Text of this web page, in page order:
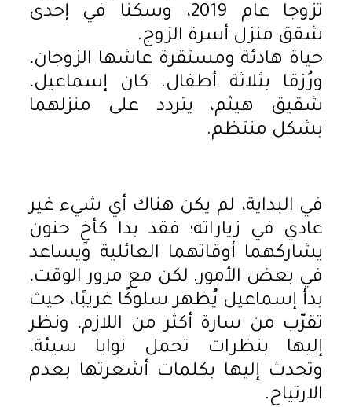
تزوجا عام 2019، وسكنا في إحدى
شقق منزل أسرة الزوج.
حياة هادئة ومستقرة عاشها الزوجان،
ورُزقا بثلاثة أطفال. كان إسماعيل،
شقيق هيثم، يتردد على منزلهما
بشكل منتظم.
في البداية، لم يكن هناك أي شيء غير
عادي في زياراته؛ فقد بدا كأخٍ حنون
يشاركهما أوقاتهما العائلية ويساعد
في بعض الأمور. لكن مع مرور الوقت،
بدأ إسماعيل يُظهر سلوكًا غريبًا، حيث
تقرّب من سارة أكثر من اللازم، ونظر
إليها بنظرات تحمل نوايا سيئة،
وتحدث إليها بكلمات أشعرتها بعدم
الارتياح.